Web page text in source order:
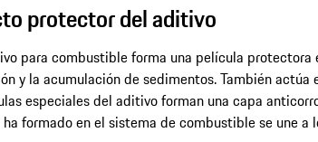
protector del aditivo
para combustible forma una película
y la acumulación de sedimentos. También
especiales del aditivo forman una capa
ha formado en el sistema de combustible se une